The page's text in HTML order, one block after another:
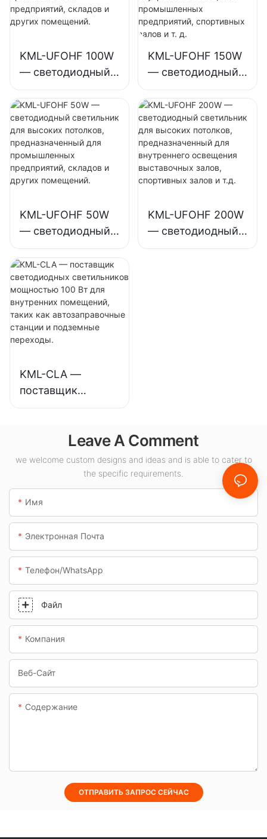
KML-UFOHF 100W
— светодиодный
светильник для
высоких
потолков,
предназначенный
для
промышленных
предприятий,
помещений.
KML-UFOHF 150W
— светодиодный
светильник для
высоких
потолков,
предназначенный
для внутреннего
освещения
промышленных
спортивных залов
и т. д.
KML-UFOHF 50W
— светодиодный
светильник для
высоких
потолков,
предназначенный
для
промышленных
предприятий,
помещений.
KML-UFOHF 200W
— светодиодный
светильник для
KML-CLA —
поставщик
светодиодных
мощностью 100
Вт для внутренних
помещений, таких
как
автозаправочные
станции и
подземные
переходы.
Leave A Comment
we welcome custom designs and ideas and is able to cater to
the specific requirements.
Имя
Электронная Почта
Телефон/WhatsApp
Файл
Компания
Веб-Сайт
Содержание
ОТПРАВИТЬ ЗАПРОС СЕЙЧАС